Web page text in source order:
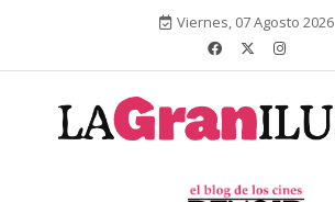
Viernes, 07 Agosto 2026